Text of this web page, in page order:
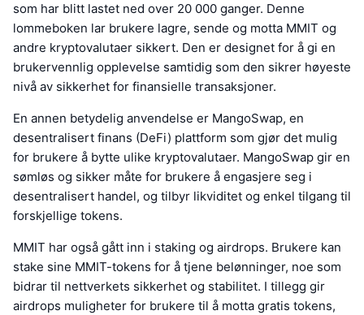
som har blitt lastet ned over 20 000 ganger. Denne
lommeboken lar brukere lagre, sende og motta MMIT og
andre kryptovalutaer sikkert. Den er designet for å gi en
brukervennlig opplevelse samtidig som den sikrer høyeste
nivå av sikkerhet for finansielle transaksjoner.
En annen betydelig anvendelse er MangoSwap, en
desentralisert finans (DeFi) plattform som gjør det mulig
for brukere å bytte ulike kryptovalutaer. MangoSwap gir en
sømløs og sikker måte for brukere å engasjere seg i
desentralisert handel, og tilbyr likviditet og enkel tilgang til
forskjellige tokens.
MMIT har også gått inn i staking og airdrops. Brukere kan
stake sine MMIT-tokens for å tjene belønninger, noe som
bidrar til nettverkets sikkerhet og stabilitet. I tillegg gir
airdrops muligheter for brukere til å motta gratis tokens,